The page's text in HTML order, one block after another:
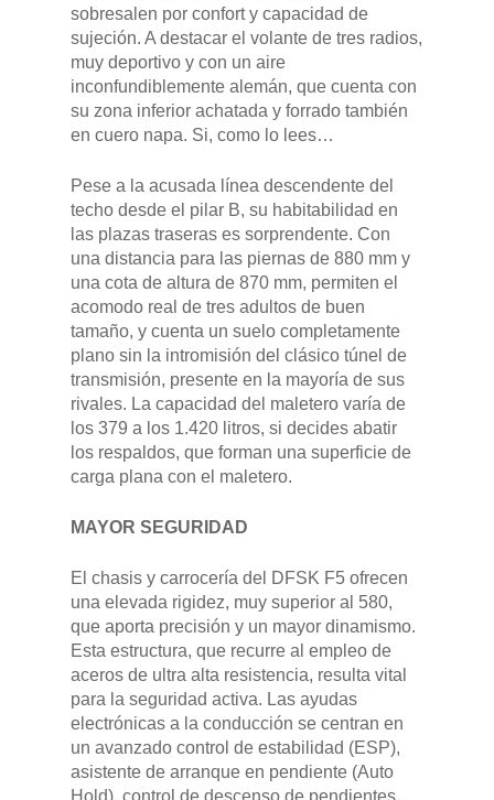
sobresalen por confort y capacidad de
sujeción. A destacar el volante de tres radios,
muy deportivo y con un aire
inconfundiblemente alemán, que cuenta con
su zona inferior achatada y forrado también
en cuero napa. Si, como lo lees…
Pese a la acusada línea descendente del
techo desde el pilar B, su habitabilidad en
las plazas traseras es sorprendente. Con
una distancia para las piernas de 880 mm y
una cota de altura de 870 mm, permiten el
acomodo real de tres adultos de buen
tamaño, y cuenta un suelo completamente
plano sin la intromisión del clásico túnel de
transmisión, presente en la mayoría de sus
rivales. La capacidad del maletero varía de
los 379 a los 1.420 litros, si decides abatir
los respaldos, que forman una superficie de
carga plana con el maletero.
MAYOR SEGURIDAD
El chasis y carrocería del DFSK F5 ofrecen
una elevada rigidez, muy superior al 580,
que aporta precisión y un mayor dinamismo.
Esta estructura, que recurre al empleo de
aceros de ultra alta resistencia, resulta vital
para la seguridad activa. Las ayudas
electrónicas a la conducción se centran en
un avanzado control de estabilidad (ESP),
asistente de arranque en pendiente (Auto
Hold), control de descenso de pendientes,
GAMA
DFSK 500